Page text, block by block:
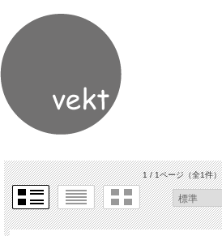
1 / 1ページ（全1件）